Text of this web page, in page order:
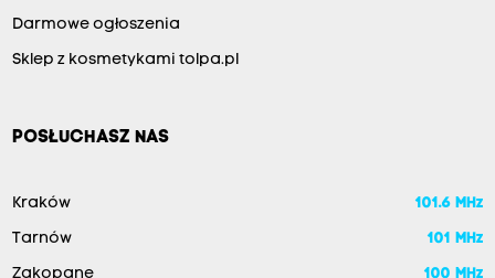
Darmowe ogłoszenia
Sklep z kosmetykami tolpa.pl
POSŁUCHASZ NAS
Kraków 101.6 MHz
Tarnów 101 MHz
Zakopane 100 MHz